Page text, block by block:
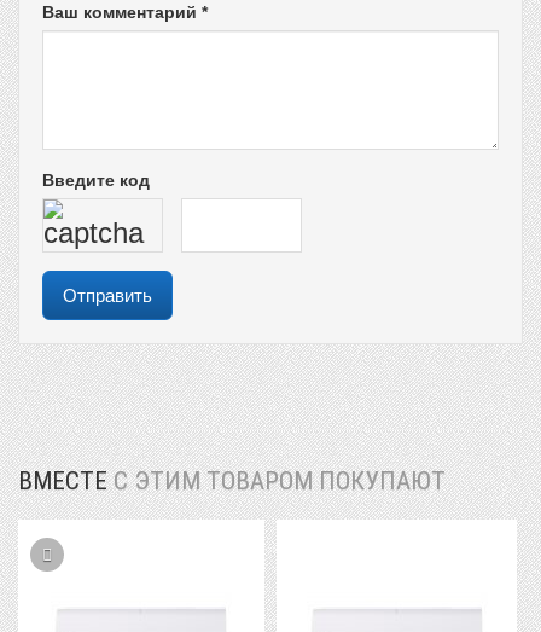
Ваш комментарий *
Введите код
ВМЕСТЕС ЭТИМ ТОВАРОМ ПОКУПАЮТ